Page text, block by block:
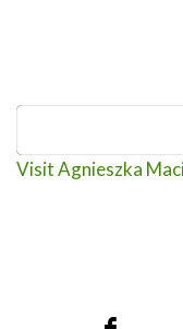
Visit Agnieszka